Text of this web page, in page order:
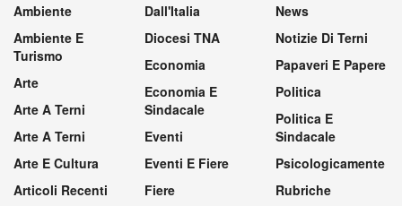
Ambiente
Ambiente E
Turismo
Arte
Arte A Terni
Arte A Terni
Arte E Cultura
Articoli Recenti
Dall'Italia
Diocesi TNA
Economia
Economia E
Sindacale
Eventi
Eventi E Fiere
Fiere
News
Notizie Di Terni
Papaveri E Papere
Politica
Politica E
Sindacale
Psicologicamente
Rubriche